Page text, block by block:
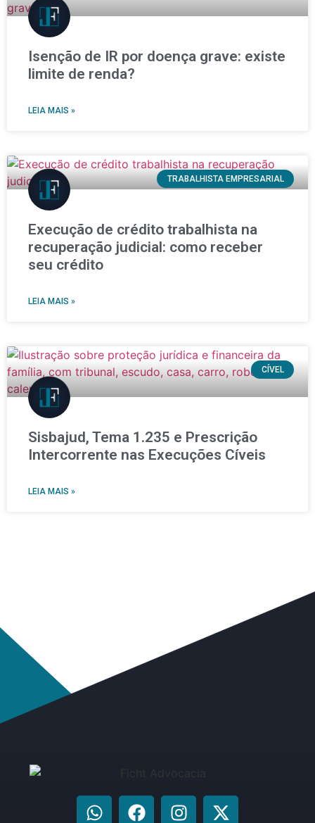
Isenção de IR por doença grave: existe
limite de renda?
LEIA MAIS »
TRABALHISTA EMPRESARIAL
Execução de crédito trabalhista na
recuperação judicial: como receber
seu crédito
LEIA MAIS »
CÍVEL
Sisbajud, Tema 1.235 e Prescrição
Intercorrente nas Execuções Cíveis
LEIA MAIS »